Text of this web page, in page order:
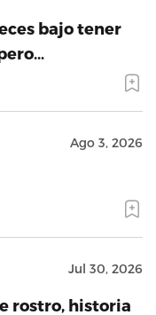
bajo tener
Ago 3, 2026
Jul 30, 2026
rostro, historia